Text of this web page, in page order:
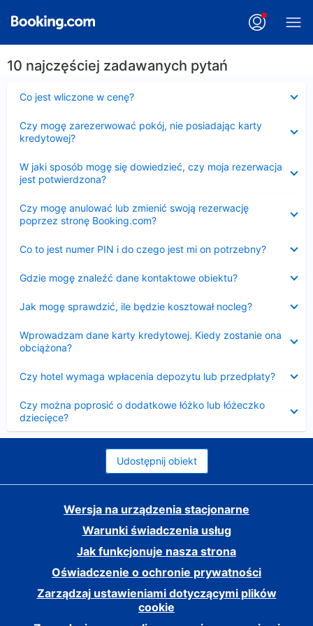
10 najczęściej zadawanych pytań
Co jest wliczone w cenę?
Czy mogę zarezerwować pokój, nie posiadając karty
kredytowej?
W jaki sposób mogę się dowiedzieć, czy moja rezerwacja
jest potwierdzona?
Czy mogę anulować lub zmienić swoją rezerwację
poprzez stronę Booking.com?
Co to jest numer PIN i do czego jest mi on potrzebny?
Gdzie mogę znaleźć dane kontaktowe obiektu?
Jak mogę sprawdzić, ile będzie kosztował nocleg?
Wprowadzam dane karty kredytowej. Kiedy zostanie ona
obciążona?
Czy hotel wymaga wpłacenia depozytu lub przedpłaty?
Czy można poprosić o dodatkowe łóżko lub łóżeczko
dziecięce?
Udostępnij obiekt
Wersja na urządzenia stacjonarne
Warunki świadczenia usług
Jak funkcjonuje nasza strona
Oświadczenie o ochronie prywatności
Zarządzaj ustawieniami dotyczącymi plików
cookie